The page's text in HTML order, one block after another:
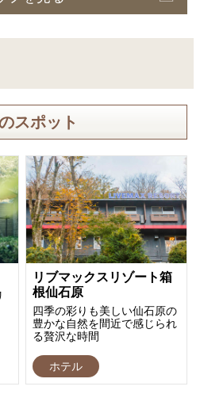
スポット
リブマックスリゾート箱
根仙石原
四季の彩りも美しい仙石原の
豊かな自然を間近で感じられ
る贅沢な時間
ホテル